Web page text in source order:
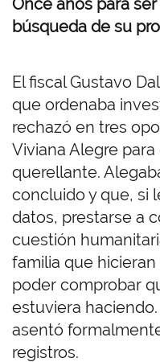
Once años para
búsqueda de su
El fiscal Gustavo
que ordenaba
rechazó en tres
Viviana Alegre
querellante.
concluido y que, si
datos, prestarse a
cuestión
familia que
poder comprobar
estuviera
asentó
registros.